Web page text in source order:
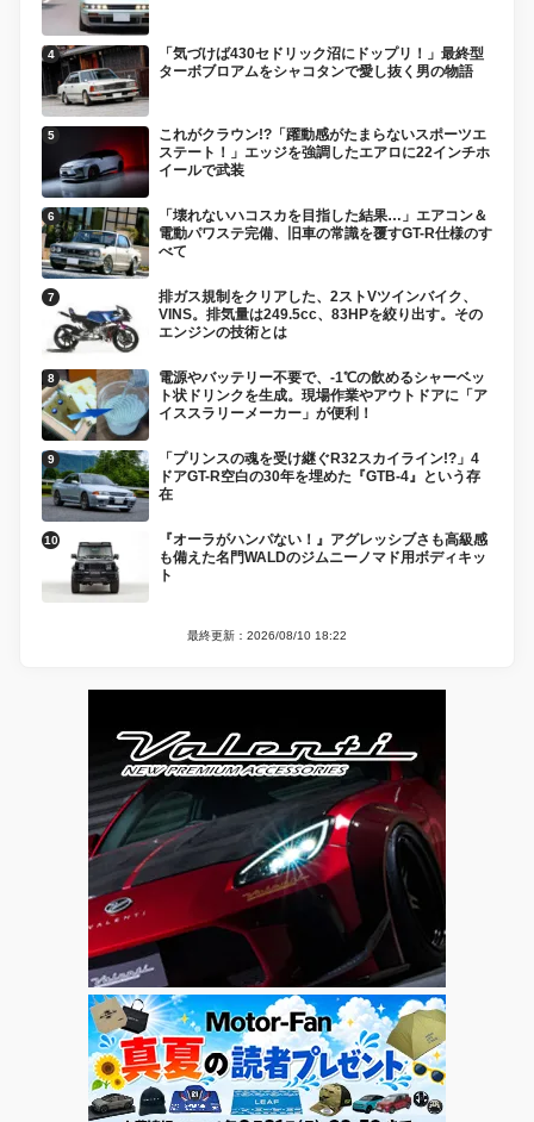
「気づけば430セドリック沼にドップリ！」最終型
ターボブロアムをシャコタンで愛し抜く男の物語
これがクラウン!?「躍動感がたまらないスポーツエ
ステート！」エッジを強調したエアロに22インチホ
イールで武装
「壊れないハコスカを目指した結果…」エアコン＆
電動パワステ完備、旧車の常識を覆すGT-R仕様のす
べて
排ガス規制をクリアした、2ストVツインバイク、
VINS。排気量は249.5cc、83HPを絞り出す。その
エンジンの技術とは
電源やバッテリー不要で、-1℃の飲めるシャーベッ
ト状ドリンクを生成。現場作業やアウトドアに「ア
イススラリーメーカー」が便利！
「プリンスの魂を受け継ぐR32スカイライン!?」4
ドアGT-R空白の30年を埋めた『GTB-4』という存
在
『オーラがハンパない！』アグレッシブさも高級感
も備えた名門WALDのジムニーノマド用ボディキッ
ト
最終更新：2026/08/10 18:22